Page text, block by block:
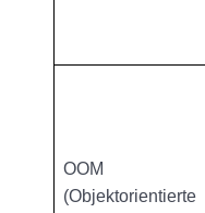
OOM
(Objektorientierte